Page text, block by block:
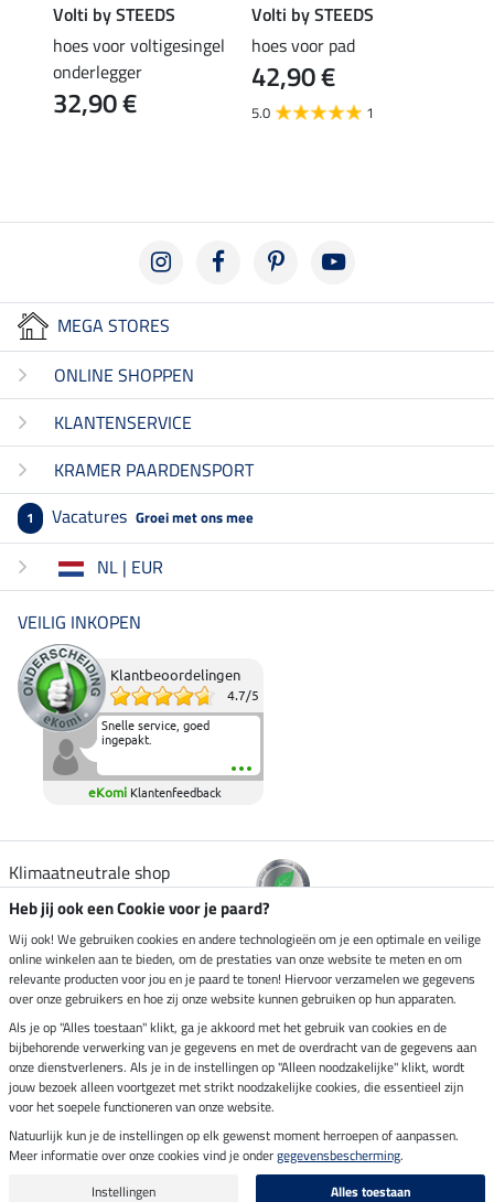
Volti by STEEDS
hoes voor voltigesingel
onderlegger
32,90 €
Volti by STEEDS
hoes voor pad
42,90 €
5.0 1
MEGA STORES
ONLINE SHOPPEN
KLANTENSERVICE
KRAMER PAARDENSPORT
1 Vacatures Groei met ons mee
NL | EUR
VEILIG INKOPEN
Klantbeoordelingen
4.7/5
Snelle service, goed
ingepakt.
eKomi Klantenfeedback
Klimaatneutrale shop
Verzending per
Veilig betalen met
Impressum
Laatste update op 07.08.2026 om 03:03 uur
Alle prijzen in euro's, incl. BTW, excl. verzendkosten.
Heb jij ook een Cookie voor je paard?
Wij ook! We gebruiken cookies en andere technologieën om je een optimale en veilige
online winkelen aan te bieden, om de prestaties van onze website te meten en om
relevante producten voor jou en je paard te tonen! Hiervoor verzamelen we gegevens
over onze gebruikers en hoe zij onze website kunnen gebruiken op hun apparaten.
Als je op "Alles toestaan" klikt, ga je akkoord met het gebruik van cookies en de
bijbehorende verwerking van je gegevens en met de overdracht van de gegevens aan
onze dienstverleners. Als je in de instellingen op "Alleen noodzakelijke" klikt, wordt
jouw bezoek alleen voortgezet met strikt noodzakelijke cookies, die essentieel zijn
voor het soepele functioneren van onze website.
Natuurlijk kun je de instellingen op elk gewenst moment herroepen of aanpassen.
Meer informatie over onze cookies vind je ondergegevensbescherming.
Instellingen
Alles toestaan